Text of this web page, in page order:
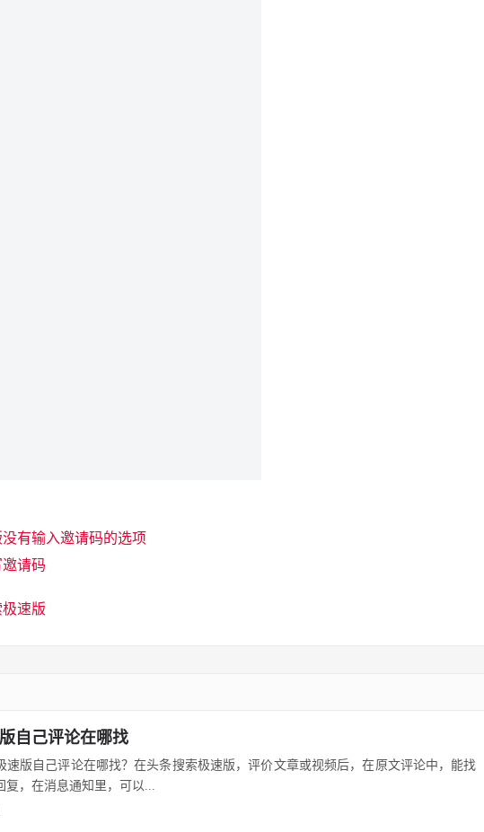
有输入邀请码的选项
请码
速版
自己评论在哪找
速版自己评论在哪找？在头条搜索极速版，评价文章或视频后，在原文评论中，能找
复，在消息通知里，可以...